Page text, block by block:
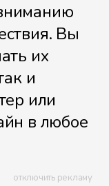
Вы
их
и
или
в любое
отключить рекламу